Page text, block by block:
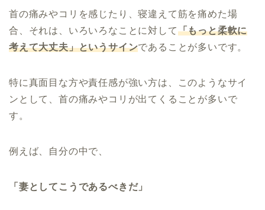
首の痛みやコリを感じたり、寝違えて筋を痛めた場
合、それは、いろいろなことに対して「もっと柔軟に
考えて大丈夫」というサインであることが多いです。
特に真面目な方や責任感が強い方は、このようなサイ
ンとして、首の痛みやコリが出てくることが多いで
す。
例えば、自分の中で、
「妻としてこうであるべきだ」